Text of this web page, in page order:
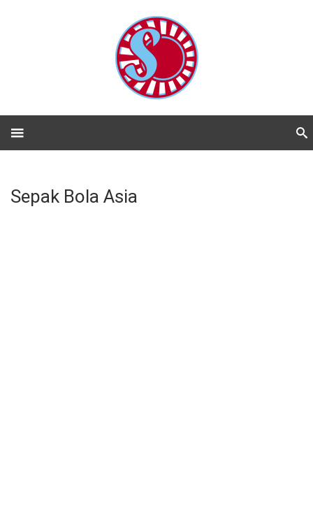
Sepak Bola Asia